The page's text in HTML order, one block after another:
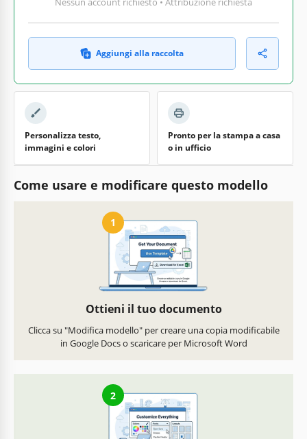
Aggiungi alla raccolta
Personalizza testo,
immagini e colori
Pronto per la stampa a casa
o in ufficio
Come usare e modificare questo modello
1
Ottieni il tuo documento
Clicca su "Modifica modello" per creare una copia modificabile
in Google Docs o scaricare per Microsoft Word
2